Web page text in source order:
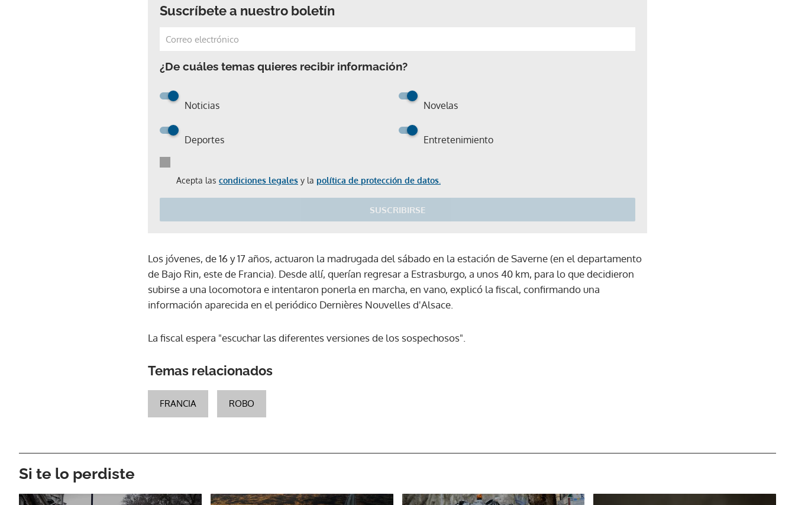
Suscríbete a nuestro boletín
¿De cuáles temas quieres recibir información?
Noticias Novelas
Deportes Entretenimiento
Acepta las condiciones legales y la política de protección de datos.
SUSCRIBIRSE
Los jóvenes, de 16 y 17 años, actuaron la madrugada del sábado en la estación de Saverne (en el departamento
de Bajo Rin, este de Francia). Desde allí, querían regresar a Estrasburgo, a unos 40 km, para lo que decidieron
subirse a una locomotora e intentaron ponerla en marcha, en vano, explicó la fiscal, confirmando una
información aparecida en el periódico Dernières Nouvelles d'Alsace.
La fiscal espera "escuchar las diferentes versiones de los sospechosos".
Temas relacionados
FRANCIA ROBO
Si te lo perdiste